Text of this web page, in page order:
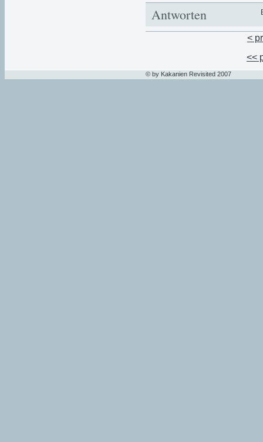
Antworten
<
<<
© by Kakanien Revisited 2007